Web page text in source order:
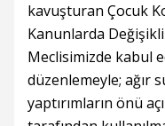
kavuşturan Çocuk
Kanunlarda
Meclisimizde kabul
düzenlemeyle; ağır
yaptırımların önü